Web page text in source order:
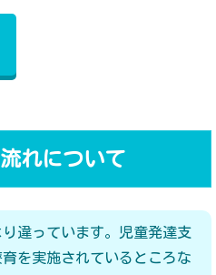
れについて
違っています。児童発達支
を実施されているところな